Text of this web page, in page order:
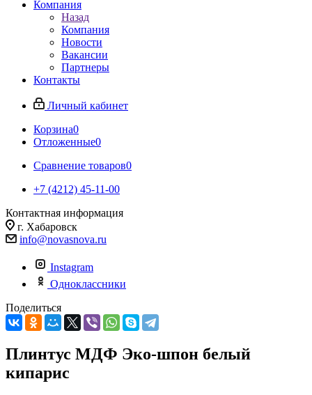
Компания
Назад
Компания
Новости
Вакансии
Партнеры
Контакты
Личный кабинет
Корзина0
Отложенные0
Сравнение товаров0
+7 (4212) 45-11-00
Контактная информация
г. Хабаровск
info@novasnova.ru
Instagram
Одноклассники
Поделиться
Плинтус МДФ Эко-шпон белый
кипарис